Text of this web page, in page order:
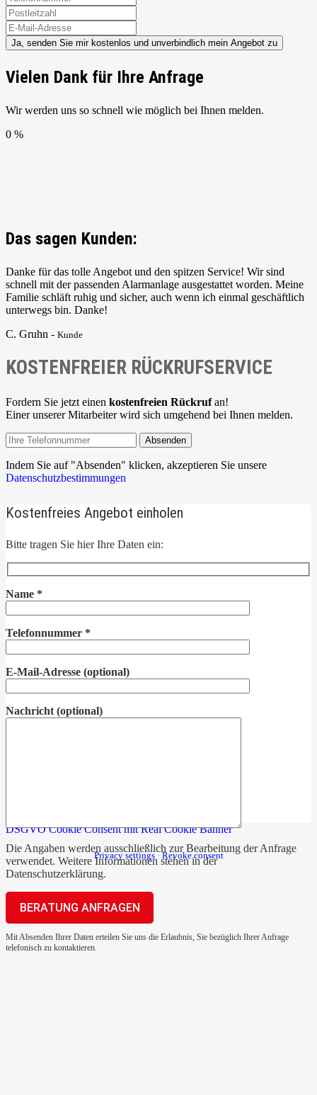
Ja, senden Sie mir kostenlos und unverbindlich mein Angebot zu
Vielen Dank für Ihre Anfrage
Wir werden uns so schnell wie möglich bei Ihnen melden.
0 %
Das sagen Kunden:
Danke für das tolle Angebot und den spitzen Service! Wir sind
schnell mit der passenden Alarmanlage ausgestattet worden. Meine
Familie schläft ruhig und sicher, auch wenn ich einmal geschäftlich
unterwegs bin. Danke!
C. Gruhn - Kunde
KOSTENFREIER RÜCKRUFSERVICE
Fordern Sie jetzt einen kostenfreien Rückrufan!
Einer unserer Mitarbeiter wird sich umgehend bei Ihnen melden.
Absenden
Indem Sie auf "Absenden" klicken, akzeptieren Sie unsere
Datenschutzbestimmungen
Kostenfreies Angebot einholen
Bitte tragen Sie hier Ihre Daten ein:
Name *
Telefonnummer *
E-Mail-Adresse (optional)
Nachricht (optional)
Die Angaben werden ausschließlich zur Bearbeitung der Anfrage
verwendet. Weitere Informationen stehen in der
Datenschutzerklärung.
Mit Absenden Ihrer Daten erteilen Sie uns die Erlaubnis, Sie bezüglich Ihrer Anfrage
telefonisch zu kontaktieren.
DSGVO Cookie Consent mit Real Cookie Banner
Privacy settings ·Revoke consent